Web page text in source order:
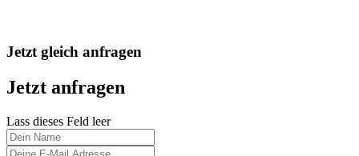
Jetzt gleich anfragen
Jetzt anfragen
Lass dieses Feld leer